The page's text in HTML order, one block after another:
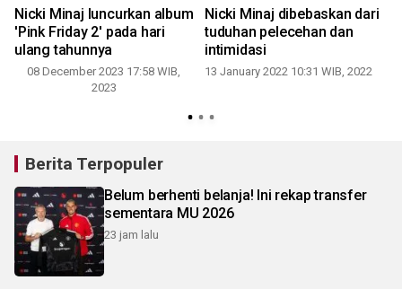
Nicki Minaj luncurkan album
'Pink Friday 2' pada hari
ulang tahunnya
08 December 2023 17:58 WIB,
2023
Nicki Minaj dibebaskan dari
tuduhan pelecehan dan
intimidasi
13 January 2022 10:31 WIB, 2022
Berita Terpopuler
Belum berhenti belanja! Ini rekap transfer
sementara MU 2026
23 jam lalu